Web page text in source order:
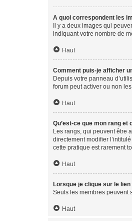
A quoi correspondent les
Il y a deux images qui
indiquant votre nombre de
Haut
Comment puis-je afficher
Depuis votre panneau
forum peut activer ou non
Haut
Qu’est-ce que mon rang et
Les rangs, qui peuvent être
directement modifier
cette pratique est rarement
Haut
Lorsque je clique sur le lien
Seuls les membres peuvent
Haut